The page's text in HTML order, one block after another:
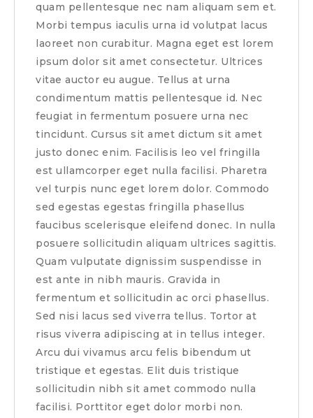
quam pellentesque nec nam aliquam sem et.
Morbi tempus iaculis urna id volutpat lacus
laoreet non curabitur. Magna eget est lorem
ipsum dolor sit amet consectetur. Ultrices
vitae auctor eu augue. Tellus at urna
condimentum mattis pellentesque id. Nec
feugiat in fermentum posuere urna nec
tincidunt. Cursus sit amet dictum sit amet
justo donec enim. Facilisis leo vel fringilla
est ullamcorper eget nulla facilisi. Pharetra
vel turpis nunc eget lorem dolor. Commodo
sed egestas egestas fringilla phasellus
faucibus scelerisque eleifend donec. In nulla
posuere sollicitudin aliquam ultrices sagittis.
Quam vulputate dignissim suspendisse in
est ante in nibh mauris. Gravida in
fermentum et sollicitudin ac orci phasellus.
Sed nisi lacus sed viverra tellus. Tortor at
risus viverra adipiscing at in tellus integer.
Arcu dui vivamus arcu felis bibendum ut
tristique et egestas. Elit duis tristique
sollicitudin nibh sit amet commodo nulla
facilisi. Porttitor eget dolor morbi non.